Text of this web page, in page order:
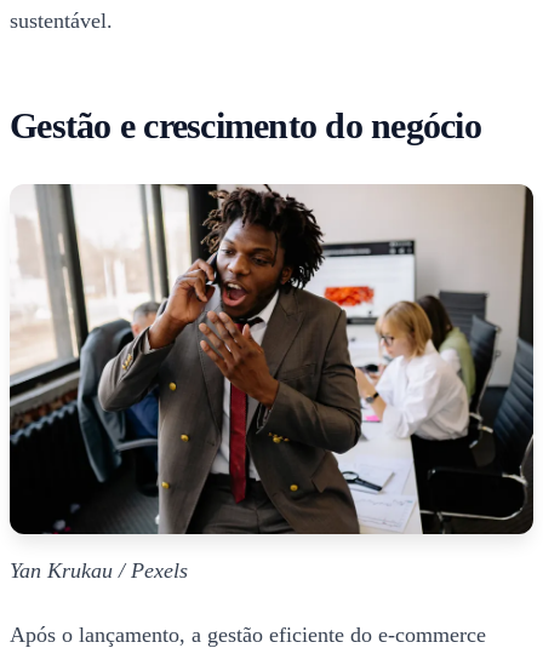
sustentável.
Gestão e crescimento do negócio
Yan Krukau / Pexels
Após o lançamento, a gestão eficiente do e-commerce